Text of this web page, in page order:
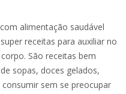
alimentação saudável
receitas para auxiliar no
São receitas bem
sopas, doces gelados,
sem se preocupar